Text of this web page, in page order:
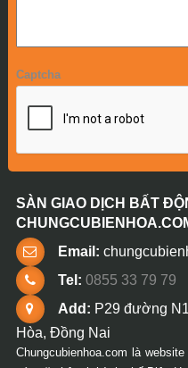
Captcha
SÀN GIAO DỊCH BẤT
Email:
Tel: 0855 33 79 79
Add: P29 đường
Hòa, Đồng Nai
Chungcubienhoa.com là